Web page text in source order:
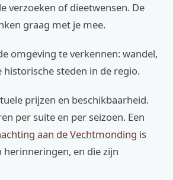
verzoeken of dieetwensen. De
graag met je mee.
omgeving te verkennen: wandel,
historische steden in de regio.
prijzen en beschikbaarheid.
per suite en per seizoen. Een
aan de Vechtmonding is
herinneringen, en die zijn